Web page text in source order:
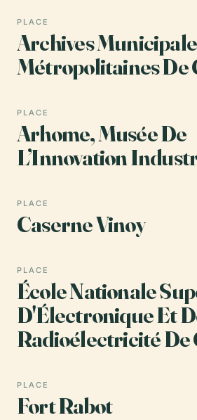
PLACE
Archives
Métropolitaines De
PLACE
Arhome, Musée De
L’Innovation
PLACE
Caserne Vinoy
PLACE
École Nationale
D'Électronique Et
Radioélectricité De
PLACE
Fort Rabot